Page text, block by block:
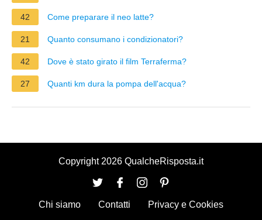
42 Come preparare il neo latte?
21 Quanto consumano i condizionatori?
42 Dove è stato girato il film Terraferma?
27 Quanti km dura la pompa dell'acqua?
Copyright 2026 QualcheRisposta.it
Chi siamo Contatti Privacy e Cookies